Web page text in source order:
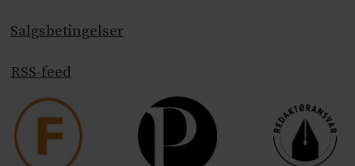
Salgsbetingelser
RSS-feed